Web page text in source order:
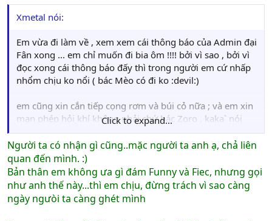
Xmetal nói:
Em vừa đi làm về , xem xem cái thông báo của Admin đại
Fân xong ... em chỉ muốn đi bia ôm !!!! bởi vì sao , bởi vì
đọc xong cái thông báo đấy thì trong người em cứ nhấp
nhổm chịu ko nổi ( bác Mèo có đi ko :devil:)
em cũng xin cắn tiếp cọng rơm và búi cỏ nữa ; và em xin
mạn phép hỏi khí không phải chứ bác Zoro , kaka` nói
riêng và các bác DvK nói chung có trót nhận cái gì của đại
Fân hay không mà các bác nhịn nhục dữ vậy ?!!??!Để nó
đánh , nó giết , nó block ID , nó ban nick xong hôm
sau nó ban phát ân huệ .....ừ thôi thì ông ân xá cho
con , chỉ block 3 ngày thôi . Từ nay các con ăn nói với
ông bà cho cẩn thận
Click to expand...
Người ta có nhận gì cũng..mặc người ta anh ạ, chả liên
quan đến mình. :)
Bản thân em không ưa gì đám Funny và Fiec, nhưng gọi
như anh thế này...thì em chịu, đừng trách vì sao càng
ngày ngưòi ta càng ghét mình